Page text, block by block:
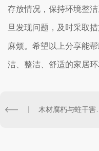
存放情况，保持环境整
旦发现问题，及时采取
麻烦。希望以上分享能
洁、整洁、舒适的家居环